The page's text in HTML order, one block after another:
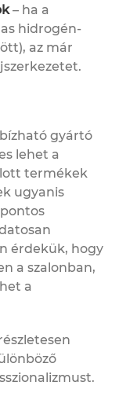
– ha a
hidrogén-
az már
gyártó
lehet a
termékek
ugyanis
érdekük, hogy
a szalonban,
a